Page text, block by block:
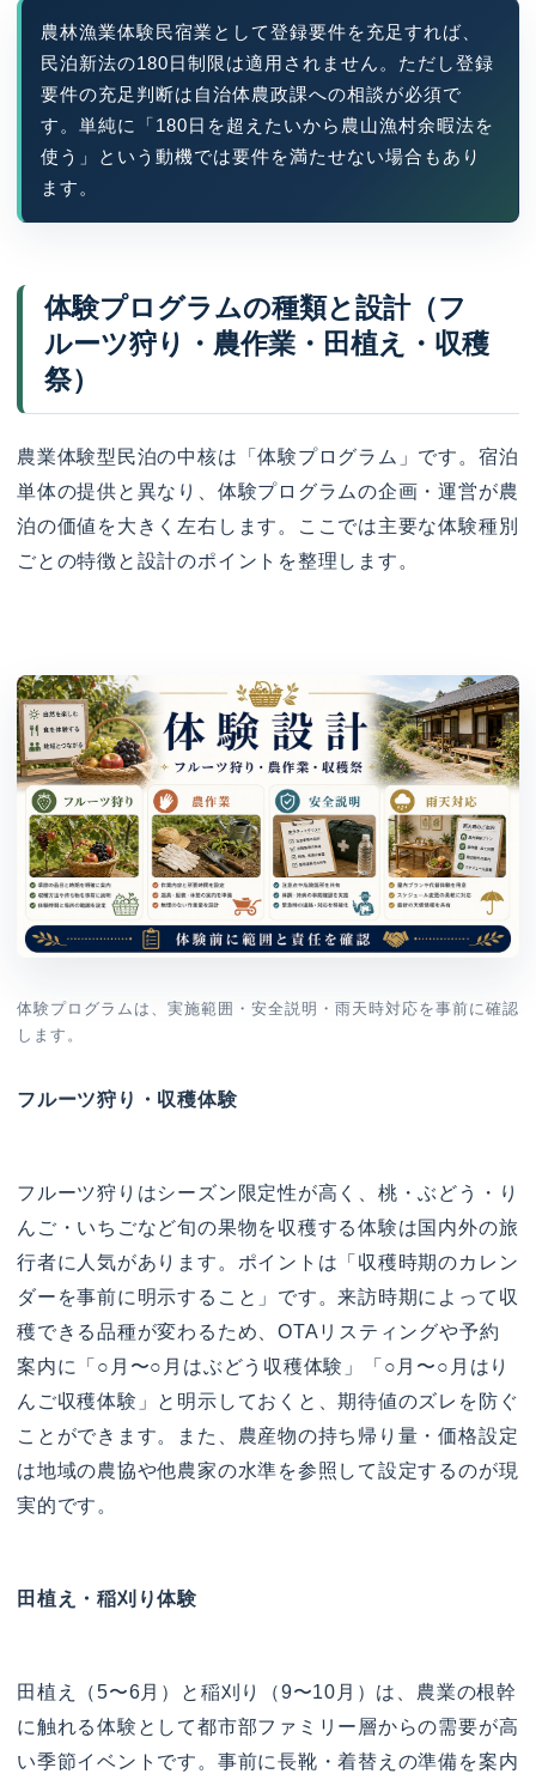
農林漁業体験民宿業として登録要件を充足すれば、
民泊新法の180日制限は適用されません。ただし登録
要件の充足判断は自治体農政課への相談が必須で
す。単純に「180日を超えたいから農山漁村余暇法を
使う」という動機では要件を満たせない場合もあり
ます。
体験プログラムの種類と設計（フ
ルーツ狩り・農作業・田植え・収穫
祭）
農業体験型民泊の中核は「体験プログラム」です。宿泊
単体の提供と異なり、体験プログラムの企画・運営が農
泊の価値を大きく左右します。ここでは主要な体験種別
ごとの特徴と設計のポイントを整理します。
体験プログラムは、実施範囲・安全説明・雨天時対応を事前に確認
します。
フルーツ狩り・収穫体験
フルーツ狩りはシーズン限定性が高く、桃・ぶどう・り
んご・いちごなど旬の果物を収穫する体験は国内外の旅
行者に人気があります。ポイントは「収穫時期のカレン
ダーを事前に明示すること」です。来訪時期によって収
穫できる品種が変わるため、OTAリスティングや予約
案内に「○月〜○月はぶどう収穫体験」「○月〜○月はり
んご収穫体験」と明示しておくと、期待値のズレを防ぐ
ことができます。また、農産物の持ち帰り量・価格設定
は地域の農協や他農家の水準を参照して設定するのが現
実的です。
田植え・稲刈り体験
田植え（5〜6月）と稲刈り（9〜10月）は、農業の根幹
に触れる体験として都市部ファミリー層からの需要が高
い季節イベントです。事前に長靴・着替えの準備を案内